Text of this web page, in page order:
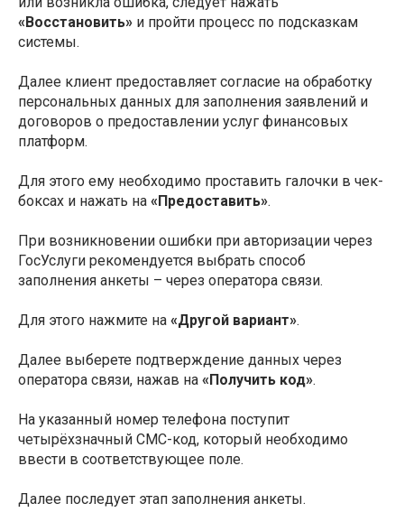
«Восстановить» и пройти процесс по подсказкам
системы.
Далее клиент предоставляет согласие на обработку
персональных данных для заполнения заявлений и
договоров о предоставлении услуг финансовых
платформ.
Для этого ему необходимо проставить галочки в чек-
боксах и нажать на «Предоставить».
При возникновении ошибки при авторизации через
ГосУслуги рекомендуется выбрать способ
заполнения анкеты – через оператора связи.
Для этого нажмите на «Другой вариант».
Далее выберете подтверждение данных через
оператора связи, нажав на «Получить код».
На указанный номер телефона поступит
четырёхзначный СМС-код, который необходимо
ввести в соответствующее поле.
Далее последует этап заполнения анкеты.